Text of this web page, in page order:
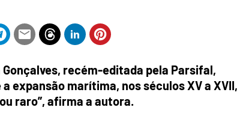
Gonçalves, recém-editada pela Parsifal,
expansão marítima, nos séculos XV a XVII,
raro”, afirma a autora.